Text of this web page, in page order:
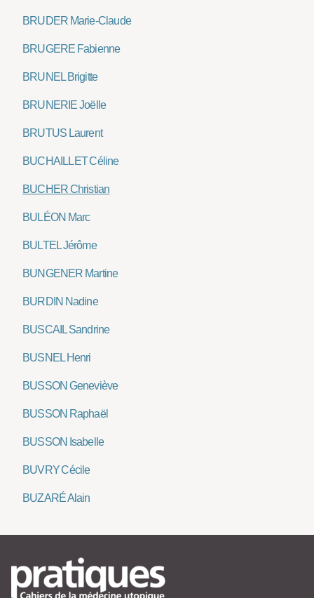
BRUDER Marie-Claude
BRUGERE Fabienne
BRUNEL Brigitte
BRUNERIE Joëlle
BRUTUS Laurent
BUCHAILLET Céline
BUCHER Christian
BULÉON Marc
BULTEL Jérôme
BUNGENER Martine
BURDIN Nadine
BUSCAIL Sandrine
BUSNEL Henri
BUSSON Geneviève
BUSSON Raphaël
BUSSON Isabelle
BUVRY Cécile
BUZARÉ Alain